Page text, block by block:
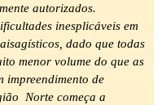
autorizados.
inesplicáveis em
dado que todas
menor volume do que as
impreendimento de
Norte começa a